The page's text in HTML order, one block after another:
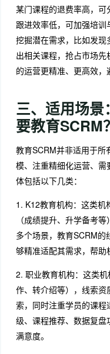
某门课程的退费率高，
跟进效率低，可加强培
挖掘潜在需求，比如发
出相关课程，抢占市场
的运营更精准、更高效，
三、适用场
要教育SCRM？
教育SCRM并非适用于所
模、注重精细化运营、需
体包括以下几类：
1. K12教育机构：这类机
（成绩提升、升学备考
多个场景，教育SCRM
够精准适配其需求，帮助
2. 职业教育机构：这类
作、转介绍等），线索
索，同时注重学员的课
级、课程推荐、数据复
满意度。